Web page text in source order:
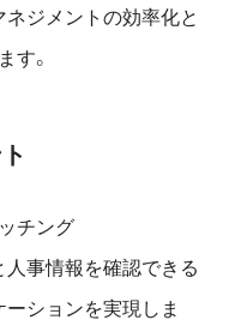
ネジメントの効率化と
す。
チング
⼈事情報を確認できる
ションを実現しま